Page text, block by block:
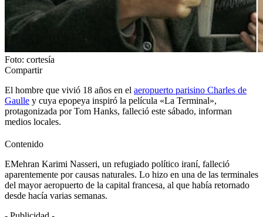
Foto: cortesía
Compartir
El hombre que vivió 18 años en el aeropuerto parisino Charles de
Gaulle y cuya epopeya inspiró la película «La Terminal»,
protagonizada por Tom Hanks, falleció este sábado, informan
medios locales.
Contenido
EMehran Karimi Nasseri, un refugiado político iraní, falleció
aparentemente por causas naturales. Lo hizo en una de las terminales
del mayor aeropuerto de la capital francesa, al que había retornado
desde hacía varias semanas.